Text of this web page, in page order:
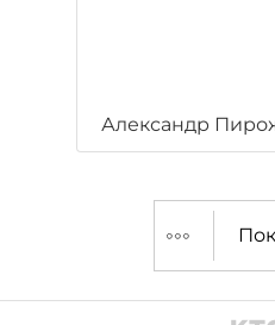
Александр